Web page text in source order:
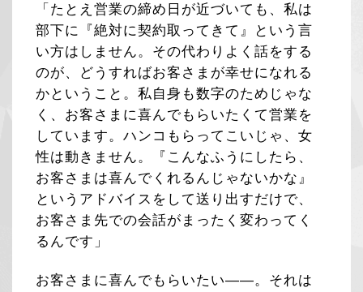
「たとえ営業の締め日が近づいても、私は
部下に『絶対に契約取ってきて』という言
い方はしません。その代わりよく話をする
のが、どうすればお客さまが幸せになれる
かということ。私自身も数字のためじゃな
く、お客さまに喜んでもらいたくて営業を
しています。ハンコもらってこいじゃ、女
性は動きません。『こんなふうにしたら、
お客さまは喜んでくれるんじゃないかな』
というアドバイスをして送り出すだけで、
お客さま先での会話がまったく変わってく
るんです」
お客さまに喜んでもらいたい――。それは